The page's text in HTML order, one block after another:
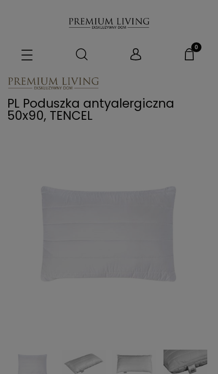
PL Poduszka antyalergiczna
50x90, TENCEL